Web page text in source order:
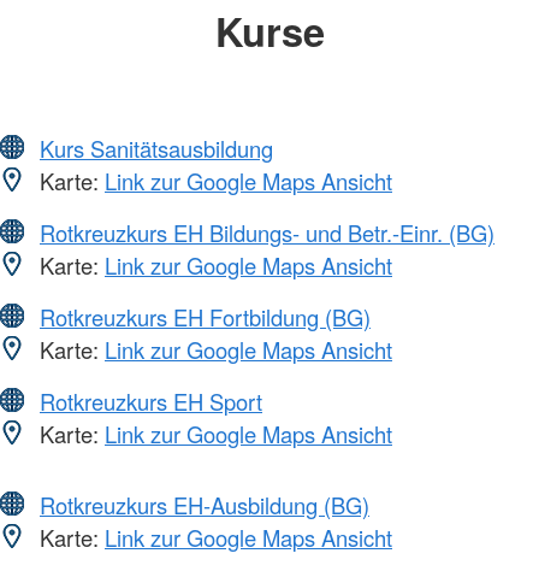
Kurse
Kurs Sanitätsausbildung
Karte: Link zur Google Maps Ansicht
Rotkreuzkurs EH Bildungs- und Betr.-Einr. (BG)
Karte: Link zur Google Maps Ansicht
Rotkreuzkurs EH Fortbildung (BG)
Karte: Link zur Google Maps Ansicht
Rotkreuzkurs EH Sport
Karte: Link zur Google Maps Ansicht
Rotkreuzkurs EH-Ausbildung (BG)
Karte: Link zur Google Maps Ansicht